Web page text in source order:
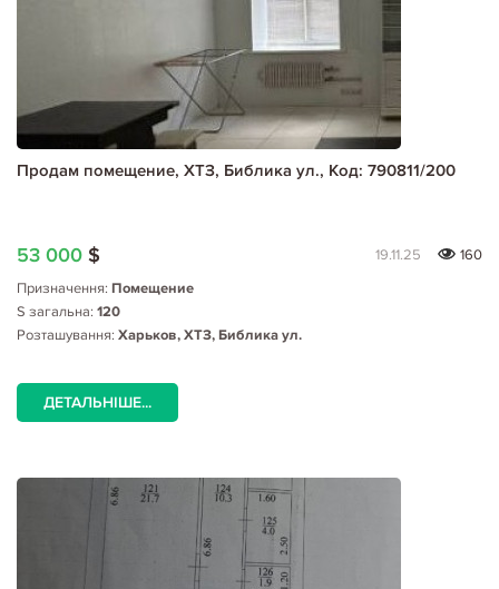
Продам помещение, ХТЗ, Библика ул., Код: 790811/200
53 000 $ 19.11.25
160
Призначення: Помещение
S загальна: 120
Розташування: Харьков, ХТЗ, Библика ул.
ДЕТАЛЬНІШЕ...